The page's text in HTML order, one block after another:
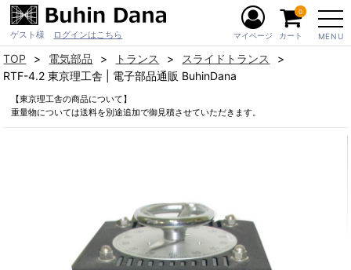
ゲスト様 ログインはこちら MENU
マイページ カート
0
TOP 電気部品 トランス
スライドトランス
RTF-4.2 東京理工舎 | 電子部品通販 BuhinDana
【東京理工舎の商品について】
重量物については送料を別途追加で御見積させていただきます。